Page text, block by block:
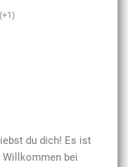
du dich! Es ist
bei